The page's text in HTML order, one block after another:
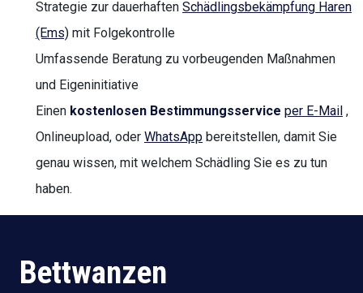
Strategie zur dauerhaften Schädlingsbekämpfung Haren
(Ems) mit Folgekontrolle
Umfassende Beratung zu vorbeugenden Maßnahmen
und Eigeninitiative
Einen kostenlosen Bestimmungsservice per E-Mail ,
Onlineupload, oder WhatsApp bereitstellen, damit Sie
genau wissen, mit welchem Schädling Sie es zu tun
haben.
Bettwanzen